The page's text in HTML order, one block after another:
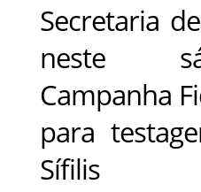
Secretaria
neste
Campanha
para
Sífilis